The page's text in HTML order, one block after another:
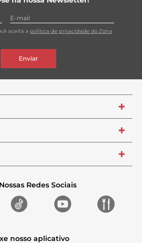
aceita a política de privacidade do Zona
Enviar
+
+
+
Redes Sociais
nosso aplicativo